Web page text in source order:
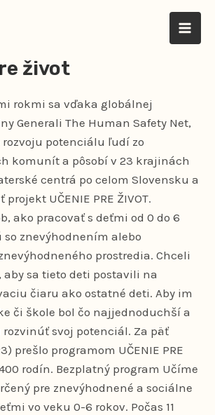
život
sa vďaka globálnej
Generali The Human Safety Net,
potenciálu ľudí zo
komunít a pôsobí v 23 krajinách
centrá po celom Slovensku a
UČENIE PRE ŽIVOT.
ako pracovať s deťmi od 0 do 6
so znevýhodnením alebo
prostredia. Chceli
sa tieto deti postavili na
čiaru ako ostatné deti. Aby im
či škole bol čo najjednoduchší a
svoj potenciál. Za päť
prešlo programom UČENIE PRE
rodín. Bezplatný program Učíme
pre znevýhodnené a sociálne
vo veku 0-6 rokov. Počas 11